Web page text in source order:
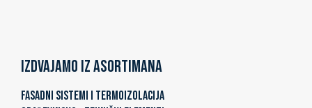
Izdvajamo iz asortimana
FASADNI SISTEMI I TERMOIZOLACIJA